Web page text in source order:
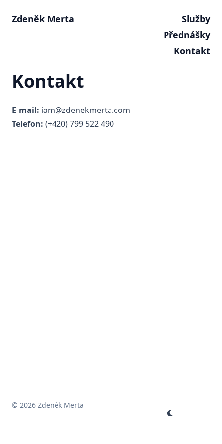
Zdeněk Merta
Služby
Přednášky
Kontakt
Kontakt
E-mail: iam@zdenekmerta.com
Telefon: (+420) 799 522 490
© 2026 Zdeněk Merta